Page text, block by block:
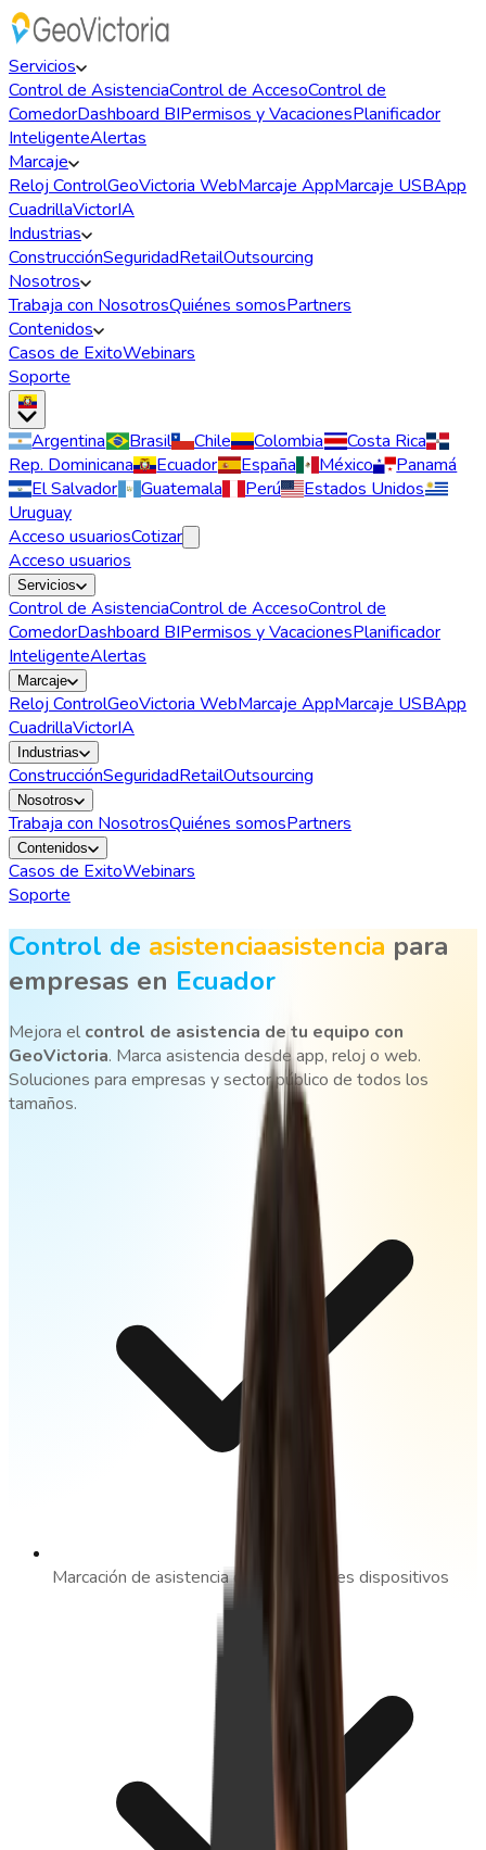
Servicios
Control de AsistenciaControl de AccesoControl de
ComedorDashboard BIPermisos y VacacionesPlanificador
InteligenteAlertas
Marcaje
Reloj ControlGeoVictoria WebMarcaje AppMarcaje USBApp
CuadrillaVictorIA
Industrias
ConstrucciónSeguridadRetailOutsourcing
Nosotros
Trabaja con NosotrosQuiénes somosPartners
Contenidos
Casos de ExitoWebinars
Soporte
Argentina Brasil Chile Colombia
Costa Rica
Rep. Dominicana
Ecuador España México
Panamá
El Salvador
Guatemala Perú
Estados Unidos
Uruguay
Acceso usuariosCotizar
Acceso usuarios
Servicios
Control de AsistenciaControl de AccesoControl de
ComedorDashboard BIPermisos y VacacionesPlanificador
InteligenteAlertas
Marcaje
Reloj ControlGeoVictoria WebMarcaje AppMarcaje USBApp
CuadrillaVictorIA
Industrias
ConstrucciónSeguridadRetailOutsourcing
Nosotros
Trabaja con NosotrosQuiénes somosPartners
Contenidos
Casos de ExitoWebinars
Soporte
Control de asistenciaasistencia para
empresas en Ecuador
Mejora el control de asistencia de tu equipo con
GeoVictoria. Marca asistencia desde app, reloj o web.
Soluciones para empresas y sector público de todos los
tamaños.
Marcación de asistencia desde múltiples dispositivos